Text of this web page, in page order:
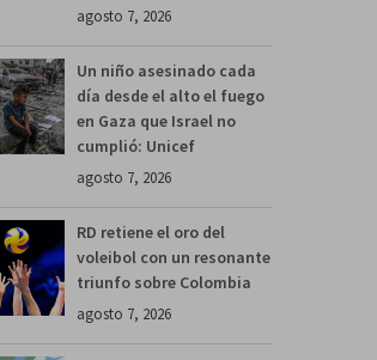
agosto 7, 2026
Un niño asesinado cada
día desde el alto el fuego
en Gaza que Israel no
cumplió: Unicef
agosto 7, 2026
RD retiene el oro del
voleibol con un resonante
triunfo sobre Colombia
agosto 7, 2026